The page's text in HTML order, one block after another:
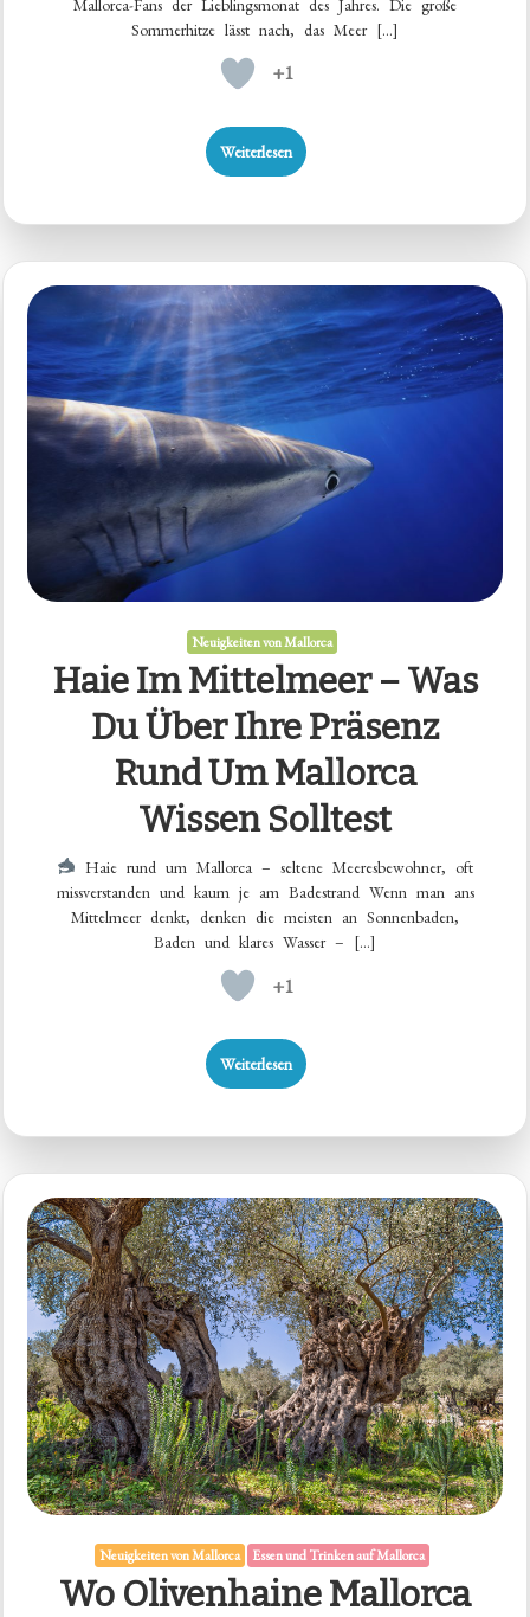
Mallorca-Fans der Lieblingsmonat des Jahres. Die große
Sommerhitze lässt nach, das Meer […]
+1
Weiterlesen
Neuigkeiten von Mallorca
Haie Im Mittelmeer – Was
Du Über Ihre Präsenz
Rund Um Mallorca
Wissen Solltest
Haie rund um Mallorca – seltene Meeresbewohner, oft
missverstanden und kaum je am Badestrand Wenn man ans
Mittelmeer denkt, denken die meisten an Sonnenbaden,
Baden und klares Wasser – […]
+1
Weiterlesen
Neuigkeiten von Mallorca Essen und Trinken auf Mallorca
Wo Olivenhaine Mallorca